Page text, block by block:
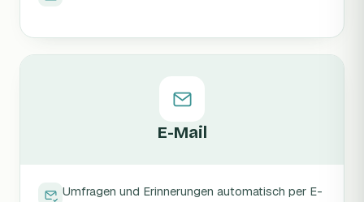
E-Mail
Umfragen und Erinnerungen automatisch per E-